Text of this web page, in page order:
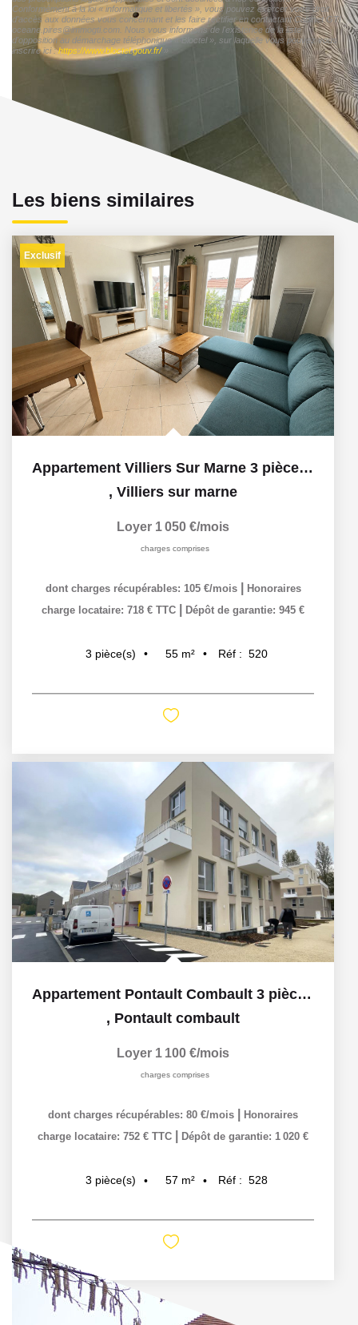
Conformément à la loi « informatique et libertés », vous pouvez exercer votre droit
d'accès aux données vous concernant et les faire rectifier en contactant Cabinet GTI
oceane.pires@immogti.com. Nous vous informons de l'existence de la liste
d'opposition au démarchage téléphonique « Bloctel », sur laquelle vous pouvez vous
inscrire ici :https://www.bloctel.gouv.fr/»
Les biens similaires
Exclusif
Appartement Villiers Sur Marne 3 pièce(s) 54.70 m2
, Villiers sur marne
Loyer 1 050 €/mois
charges comprises
dont charges récupérables: 105 €/mois
Honoraires
charge locataire: 718 € TTC
Dépôt de garantie: 945 €
3 pièce(s) 55 m² Réf : 520
Appartement Pontault Combault 3 pièce(s) 57.30 m2
, Pontault combault
Loyer 1 100 €/mois
charges comprises
dont charges récupérables: 80 €/mois
Honoraires
charge locataire: 752 € TTC
Dépôt de garantie: 1 020 €
3 pièce(s) 57 m² Réf : 528